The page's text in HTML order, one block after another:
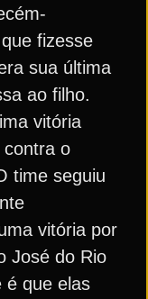
fizesse
sua última
ao filho.
vitória
contra o
time seguiu
vitória por
José do Rio
é que elas